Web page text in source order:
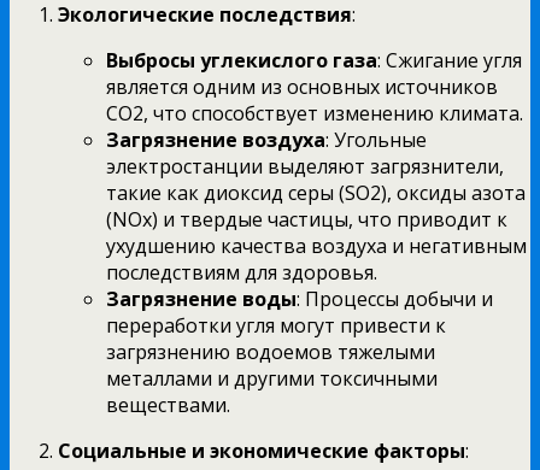
Экологические последствия:
Выбросы углекислого газа: Сжигание угля
является одним из основных источников
CO2, что способствует изменению климата.
Загрязнение воздуха: Угольные
электростанции выделяют загрязнители,
такие как диоксид серы (SO2), оксиды азота
(NOx) и твердые частицы, что приводит к
ухудшению качества воздуха и негативным
последствиям для здоровья.
Загрязнение воды: Процессы добычи и
переработки угля могут привести к
загрязнению водоемов тяжелыми
металлами и другими токсичными
веществами.
Социальные и экономические факторы: